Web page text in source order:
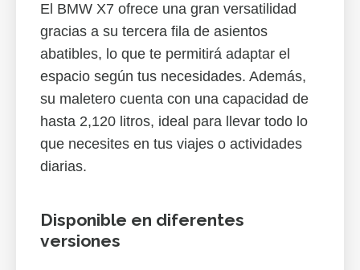
El BMW X7 ofrece una gran versatilidad
gracias a su tercera fila de asientos
abatibles, lo que te permitirá adaptar el
espacio según tus necesidades. Además,
su maletero cuenta con una capacidad de
hasta 2,120 litros, ideal para llevar todo lo
que necesites en tus viajes o actividades
diarias.
Disponible en diferentes
versiones